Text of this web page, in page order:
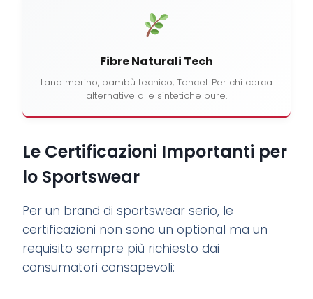
Fibre Naturali Tech
Lana merino, bambù tecnico, Tencel. Per chi cerca
alternative alle sintetiche pure.
Le Certificazioni Importanti per
lo Sportswear
Per un brand di sportswear serio, le
certificazioni non sono un optional ma un
requisito sempre più richiesto dai
consumatori consapevoli: